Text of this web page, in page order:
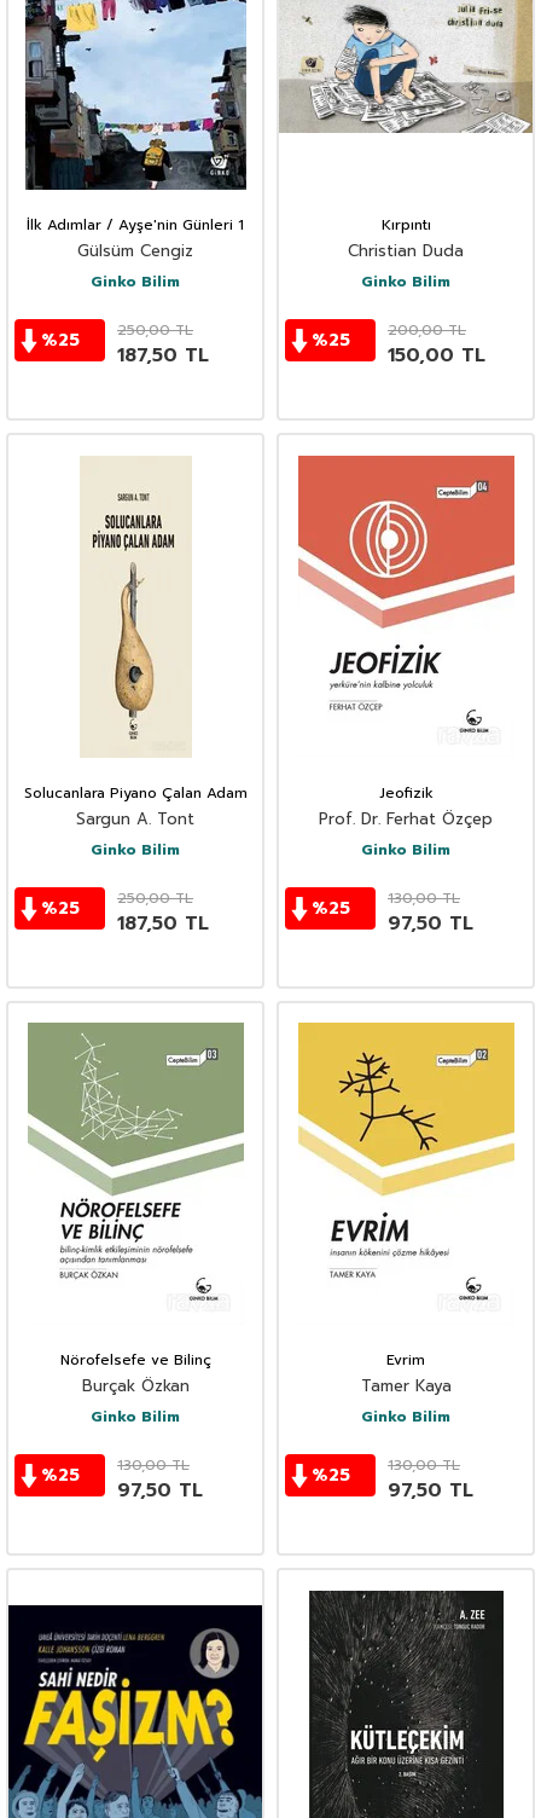
İlk Adımlar / Ayşe'nin Günleri 1
Gülsüm Cengiz
Ginko Bilim
%25 250,00TL
187,50 TL
Kırpıntı
Christian Duda
Ginko Bilim
%25 200,00TL
150,00 TL
Solucanlara Piyano Çalan Adam
Sargun A. Tont
Ginko Bilim
%25 250,00TL
187,50 TL
Jeofizik
Prof. Dr. Ferhat Özçep
Ginko Bilim
%25 130,00TL
97,50 TL
Nörofelsefe ve Bilinç
Burçak Özkan
Ginko Bilim
%25 130,00TL
97,50 TL
Evrim
Tamer Kaya
Ginko Bilim
%25 130,00TL
97,50 TL